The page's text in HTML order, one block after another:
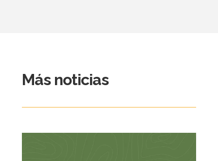
Más noticias